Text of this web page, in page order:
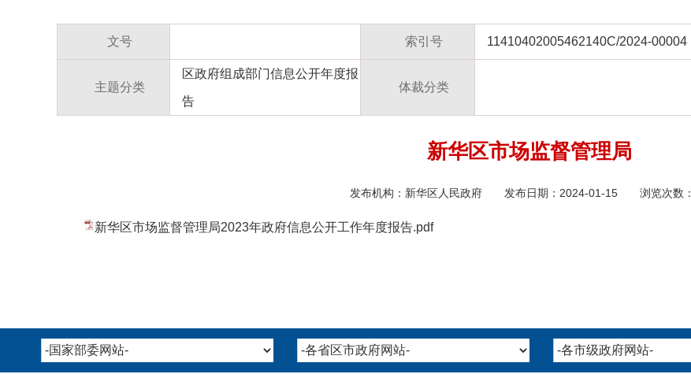
文号 索引号 11410402005462140C/2024-00004
主题分类
区政府组成部门信息公开年度报
告
体裁分类
新华区市场监督管理局
发布机构： 新华区人民政府 发布日期：2024-01-15 浏览次数：
新华区市场监督管理局2023年政府信息公开工作年度报告.pdf